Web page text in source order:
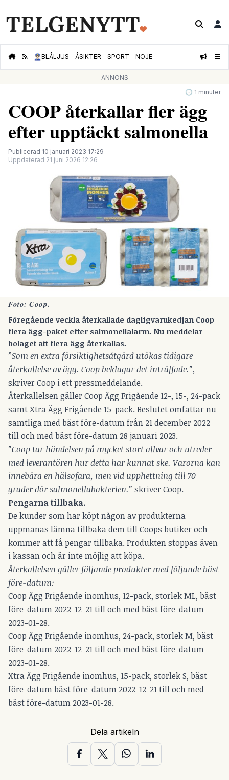
👮🏻‍♂️BLÅLJUS ÅSIKTER SPORT NÖJE
ANNONS
🕝 1 minuter
COOP återkallar fler ägg
efter upptäckt salmonella
Publicerad 10 januari 2023 17:29
Uppdaterad 21 juni 2026 12:26
Foto: Coop.
Föregående veckla återkallade dagligvarukedjan Coop
flera ägg-paket efter salmonellalarm. Nu meddelar
bolaget att flera ägg återkallas.
”Som en extra försiktighetsåtgärd utökas tidigare
återkallelse av ägg. Coop beklagar det inträffade.”,
skriver Coop i ett pressmeddelande.
Återkallelsen gäller Coop Ägg Frigående 12-, 15-, 24-pack
samt Xtra Ägg Frigående 15-pack. Beslutet omfattar nu
samtliga med bäst före-datum från 21 december 2022
till och med bäst före-datum 28 januari 2023.
”Coop tar händelsen på mycket stort allvar och utreder
med leverantören hur detta har kunnat ske. Varorna kan
innebära en hälsofara, men vid upphettning till 70
grader dör salmonellabakterien.” skriver Coop.
Pengarna tillbaka.
De kunder som har köpt någon av produkterna
uppmanas lämna tillbaka dem till Coops butiker och
kommer att få pengar tillbaka. Produkten stoppas även
i kassan och är inte möjlig att köpa.
Återkallelsen gäller följande produkter med följande bäst
före-datum:
Coop Ägg Frigående inomhus, 12-pack, storlek ML, bäst
före-datum 2022-12-21 till och med bäst före-datum
2023-01-28.
Coop Ägg Frigående inomhus, 24-pack, storlek M, bäst
före-datum 2022-12-21 till och med bäst före-datum
2023-01-28.
Xtra Ägg Frigående inomhus, 15-pack, storlek S, bäst
före-datum bäst före-datum 2022-12-21 till och med
bäst före-datum 2023-01-28.
Dela artikeln